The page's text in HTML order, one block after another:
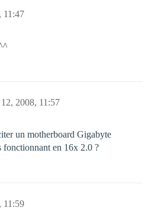
11:47
2008, 11:57
un motherboard Gigabyte
fonctionnant en 16x 2.0 ?
11:59